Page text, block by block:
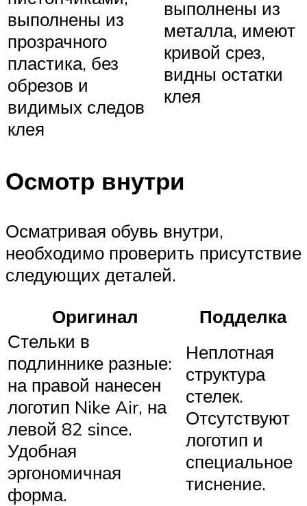
выполнены из
прозрачного
пластика, без
обрезов и
видимых следов
клея
выполнены из
металла, имеют
кривой срез,
видны остатки
клея
Осмотр внутри
Осматривая обувь внутри,
необходимо проверить присутствие
следующих деталей.
Оригинал
Подделка
Стельки в
подлиннике разные:
на правой нанесен
логотип Nike Air, на
левой 82 since.
Удобная
эргономичная
форма.
Неплотная
структура
стелек.
Отсутствуют
логотип и
специальное
тиснение.